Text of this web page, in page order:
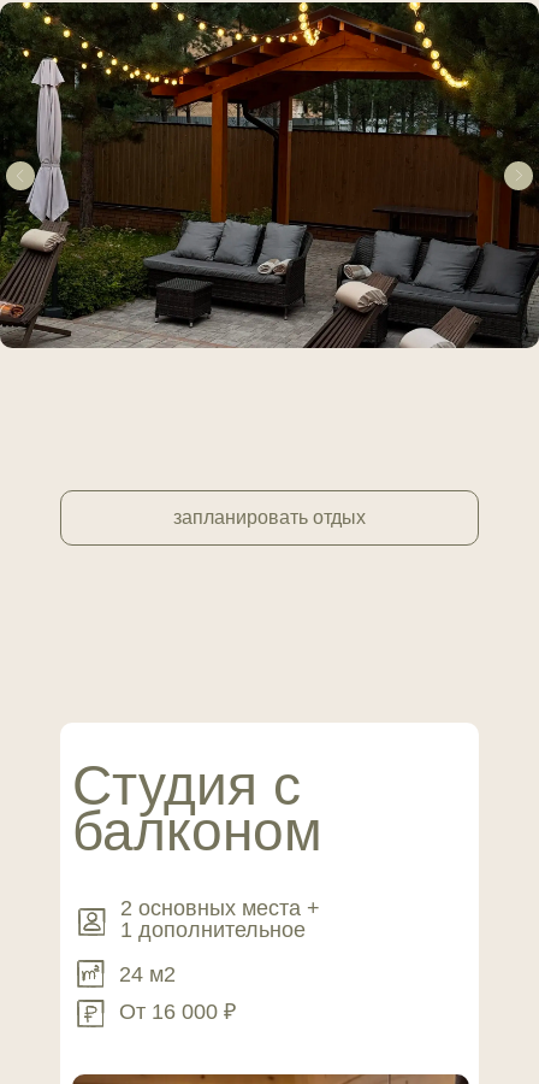
запланировать отдых
Студия с
балконом
2 основных места +
1 дополнительное
24 м2
От 16 000 ₽